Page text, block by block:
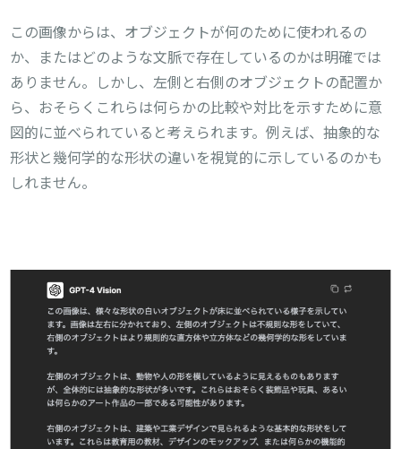
この画像からは、オブジェクトが何のために使われるの
か、またはどのような文脈で存在しているのかは明確では
ありません。しかし、左側と右側のオブジェクトの配置か
ら、おそらくこれらは何らかの比較や対比を示すために意
図的に並べられていると考えられます。例えば、抽象的な
形状と幾何学的な形状の違いを視覚的に示しているのかも
しれません。